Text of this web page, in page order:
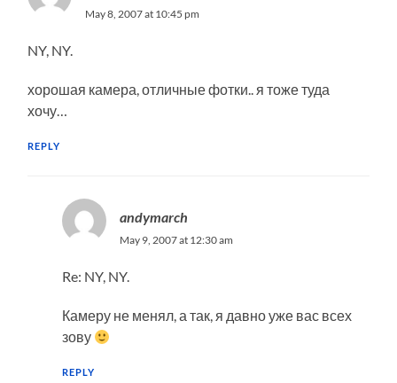
May 8, 2007 at 10:45 pm
NY, NY.
хорошая камера, отличные фотки.. я тоже туда
хочу…
REPLY
andymarch
May 9, 2007 at 12:30 am
Re: NY, NY.
Камеру не менял, а так, я давно уже вас всех
зову
REPLY